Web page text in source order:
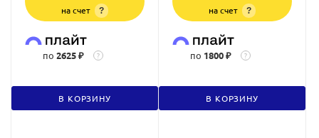
на счет
?
по 2625 ₽ ?
В КОРЗИНУ
на счет
?
по 1800 ₽ ?
В КОРЗИНУ